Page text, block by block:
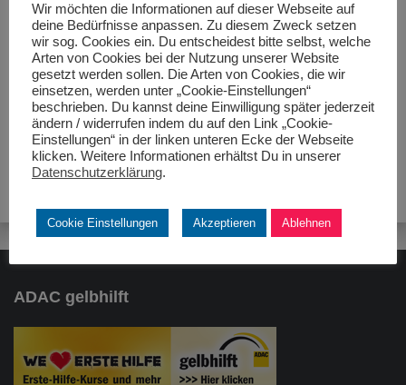
Größe:480 × 280 | 600 × 800 | 450 × 600 | 750 × 1000 |
× 1536 | 1536 × 2048 | 360 × 240 | 360 × 300 | 450 × 600 | 272 ×
182 | 50 × 50 | 1920 × 2560
ADAC gelbhilft
Wir möchten die Informationen auf dieser Webseite auf
deine Bedürfnisse anpassen. Zu diesem Zweck setzen
wir sog. Cookies ein. Du entscheidest bitte selbst, welche
Arten von Cookies bei der Nutzung unserer Website
gesetzt werden sollen. Die Arten von Cookies, die wir
einsetzen, werden unter „Cookie-Einstellungen“
beschrieben. Du kannst deine Einwilligung später jederzeit
ändern / widerrufen indem du auf den Link „Cookie-
Einstellungen“ in der linken unteren Ecke der Webseite
klicken. Weitere Informationen erhältst Du in unserer
Datenschutzerklärung.
Cookie Einstellungen Akzeptieren Ablehnen